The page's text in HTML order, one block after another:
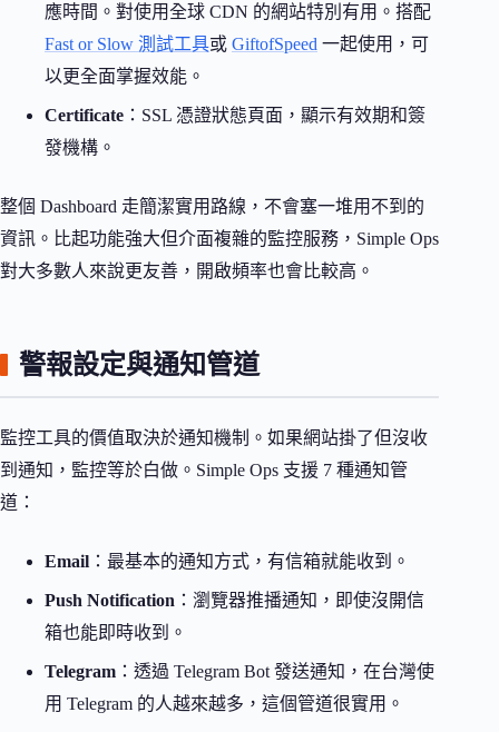
應時間。對使用全球 CDN 的網站特別有用。搭配
Fast or Slow 測試工具或 GiftofSpeed 一起使用，可
以更全面掌握效能。
Certificate ：SSL 憑證狀態頁面，顯示有效期和簽
發機構。
整個 Dashboard 走簡潔實用路線，不會塞一堆用不到的
資訊。比起功能強大但介面複雜的監控服務，Simple Ops
對大多數人來說更友善，開啟頻率也會比較高。
警報設定與通知管道
監控工具的價值取決於通知機制。如果網站掛了但沒收
到通知，監控等於白做。Simple Ops 支援 7 種通知管
道：
Email ：最基本的通知方式，有信箱就能收到。
Push Notification ：瀏覽器推播通知，即使沒開信
箱也能即時收到。
Telegram ：透過 Telegram Bot 發送通知，在台灣使
用 Telegram 的人越來越多，這個管道很實用。